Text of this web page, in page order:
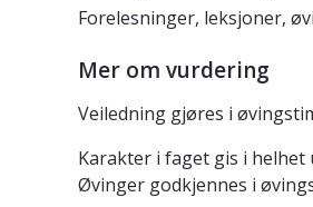
Forelesninger, leksjoner,
Mer om vurdering
Veiledning gjøres i
Karakter i faget gis i
Øvinger godkjennes i